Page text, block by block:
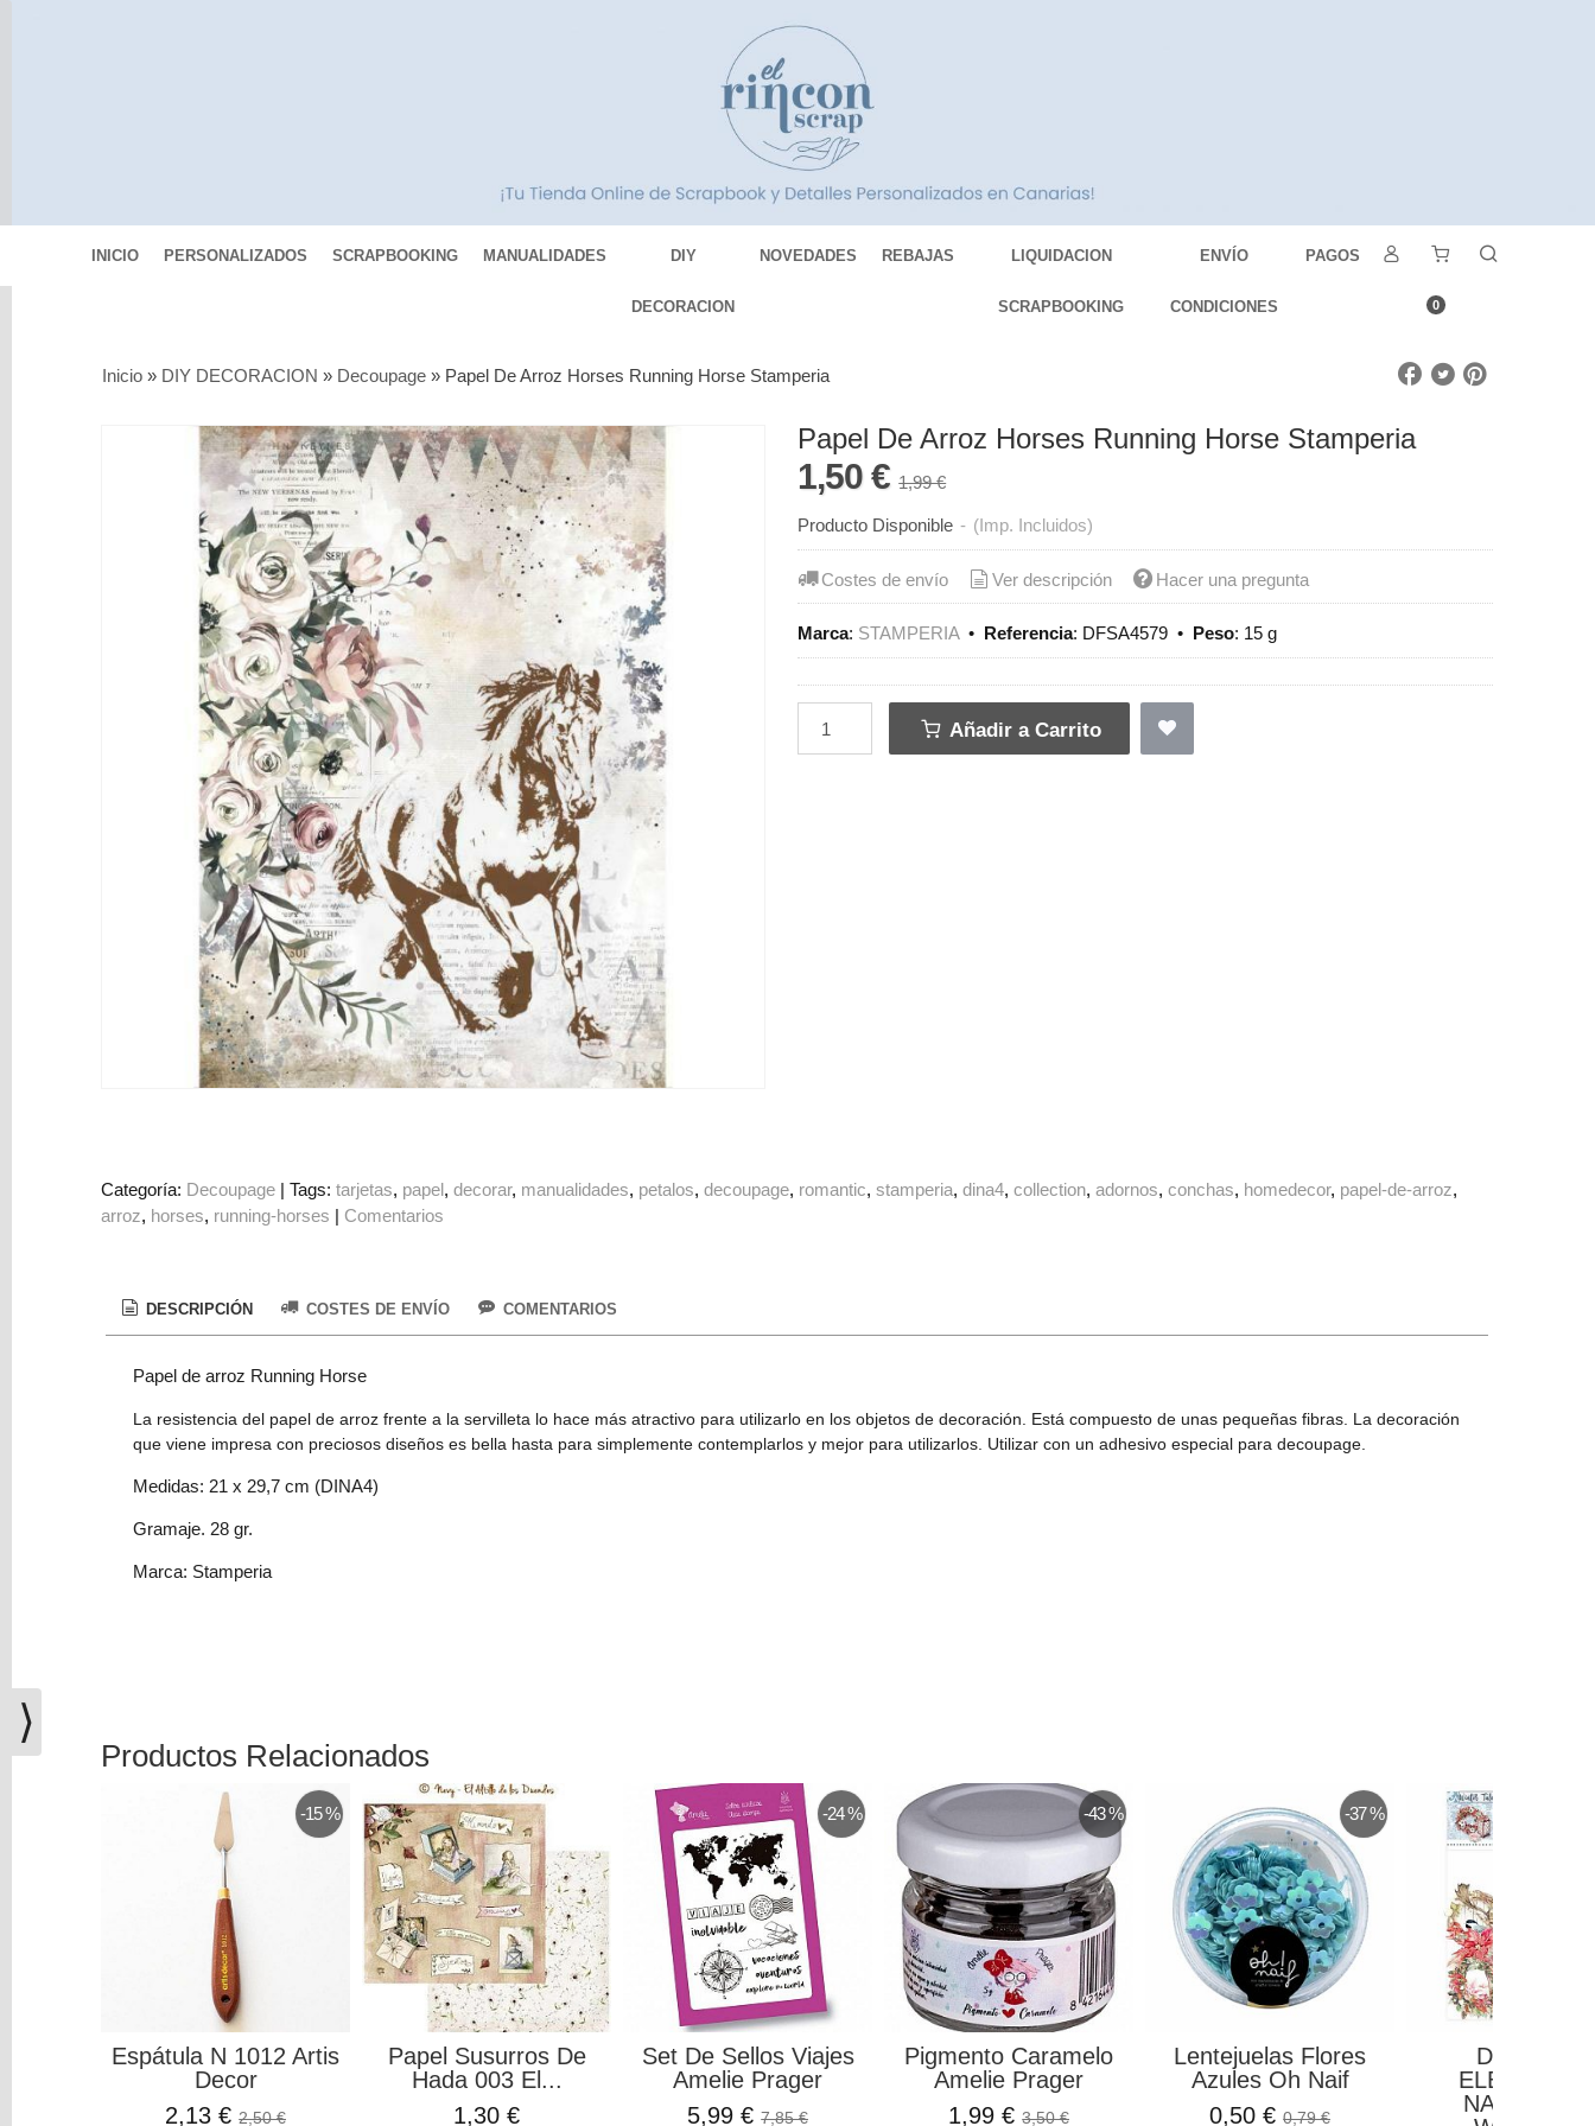
INICIO PERSONALIZADOS SCRAPBOOKING MANUALIDADES DIY
DECORACION
NOVEDADES REBAJAS LIQUIDACION
SCRAPBOOKING
ENVÍO
CONDICIONES
PAGOS
0
Figuras
3D
Marcas
Carrito
compra
Inicio » DIY DECORACION » Decoupage » Papel De Arroz Horses Running Horse Stamperia
Papel De Arroz Horses Running Horse Stamperia
1,50 €1,99 €
Producto Disponible - (Imp. Incluidos)
Costes de envío Ver descripción Hacer una pregunta
Marca: STAMPERIA• Referencia: DFSA4579 • Peso: 15 g
Añadir a Carrito
Categoría: Decoupage |Tags:tarjetas papel decorar manualidades petalos decoupage romantic stamperia dina4 collection adornos conchas homedecor papel-de-arroz
arroz horses running-horses | Comentarios
DESCRIPCIÓN COSTES DE ENVÍO COMENTARIOS
Papel de arroz Running Horse
La resistencia del papel de arroz frente a la servilleta lo hace más atractivo para utilizarlo en los objetos de decoración. Está compuesto de unas pequeñas fibras. La decoración
que viene impresa con preciosos diseños es bella hasta para simplemente contemplarlos y mejor para utilizarlos. Utilizar con un adhesivo especial para decoupage.
Medidas: 21 x 29,7 cm (DINA4)
Gramaje. 28 gr.
Marca: Stamperia
Productos Relacionados
-15 %
Espátula N 1012 Artis
Decor
2,13 €2,50 €
Papel Susurros De
Hada 003 El...
1,30 €
-24 %
Set De Sellos Viajes
Amelie Prager
5,99 €7,85 €
-43 %
Pigmento Caramelo
Amelie Prager
1,99 €3,50 €
-37 %
Lentejuelas Flores
Azules Oh Naif
0,50 €0,79 €
DIE CUTS
⟩